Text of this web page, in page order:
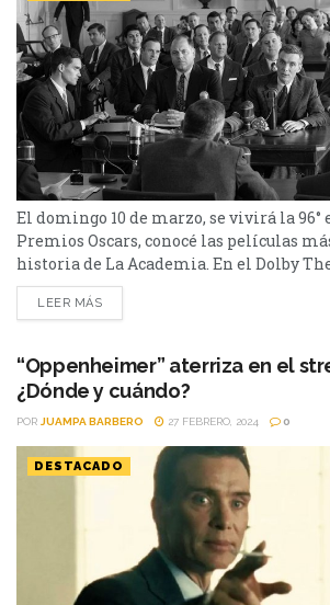
El domingo 10 de marzo, se vivirá la 96°
Premios Oscars, conocé las películas
historia de La Academia. En el Dolby
Ángeles se llevará a cabo la 96° edición
Oscars. Debido a que Oppenheimer es
que...
LEER MÁS
“Oppenheimer” aterriza en el
¿Dónde y cuándo?
POR JUAMPA BARBERO 27 FEBRERO, 2024 0
DESTACADO